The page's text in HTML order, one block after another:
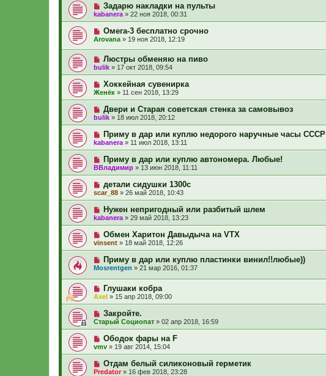
Задарю накладки на пульты
kabanera » 22 ноя 2018, 00:31
Омега-3 бесплатно срочно
Arovana » 19 ноя 2018, 12:19
Люстры обменяю на пиво
bulik » 17 окт 2018, 09:54
Хоккейная сувенирка
Женёк » 11 сен 2018, 13:29
Двери и Старая советская стенка за самовывоз
bulik » 18 июл 2018, 20:12
Приму в дар или куплю недорого наручные часы СССР
kabanera » 11 июл 2018, 13:11
Приму в дар или куплю автономера. Любые!
ВВладимир » 13 июн 2018, 11:11
детали сидушки 1300с
scar_88 » 26 май 2018, 10:43
Нужен непригодный или разбитый шлем
kabanera » 29 май 2018, 13:23
Обмен Харитон Давыдыча на VTX
vinsent » 18 май 2018, 12:26
Приму в дар или куплю пластинки винил!!любые))
Mosrentgen » 21 мар 2016, 01:37
Глушаки кобра
Axel » 15 апр 2018, 09:00
Закройте.
Старый Социопат » 02 апр 2018, 16:59
Ободок фары на F
vmv » 19 авг 2014, 15:04
Отдам белый силиконовый герметик
Predator» 16 фев 2018, 23:28